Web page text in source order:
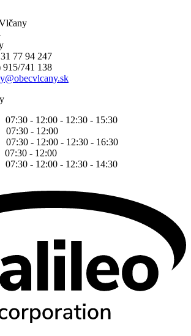
77 94 247
915/741 138
07:30 - 12:00 - 12:30 - 15:30
- 12:00
- 12:00 - 12:30 - 16:30
- 12:00
- 12:00 - 12:30 - 14:30